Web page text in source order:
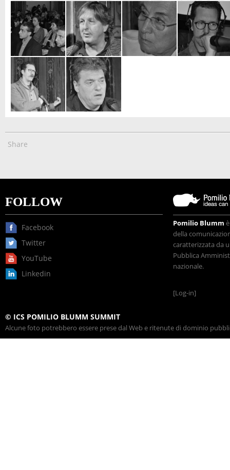
Share
FOLLOW
Facebook
Twitter
YouTube
Linkedin
Pomilio Blumm
della
caratterizzata da
Pubblica
nazionale.
[Log-in]
© ICS POMILIO BLUMM SUMMIT
Alcune foto potrebbero essere prese dal Web e ritenute di dominio